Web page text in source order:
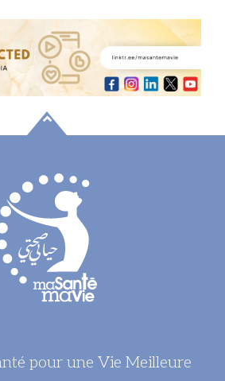
pour une Vie Meilleure